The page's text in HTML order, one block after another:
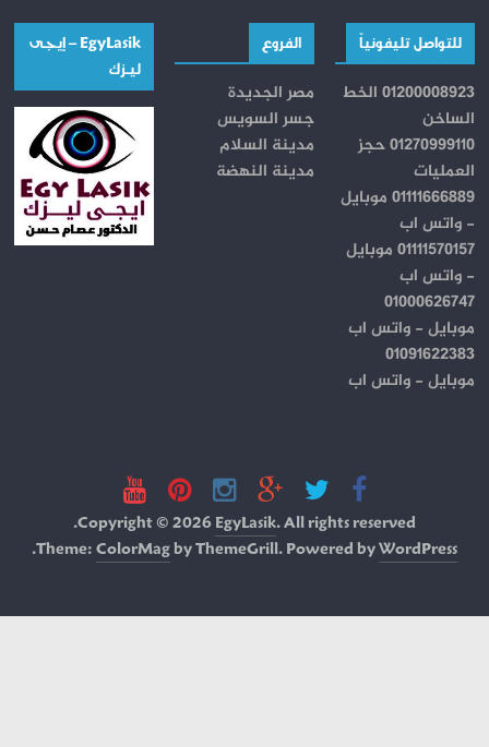
للتواصل تليفونياً
01200008923 الخط
الساخن
01270999110 حجز
العمليات
01111666889 موبايل
- واتس اب
01111570157 موبايل
- واتس اب
01000626747
موبايل - واتس اب
01091622383
موبايل - واتس اب
الفروع
مصر الجديدة
جسر السويس
مدينة السلام
مدينة النهضة
EgyLasik – إيجــى
ليـــزك
Copyright © 2026EgyLasik. All rights reserved.
Theme:ColorMagby ThemeGrill. Powered byWordPress
.